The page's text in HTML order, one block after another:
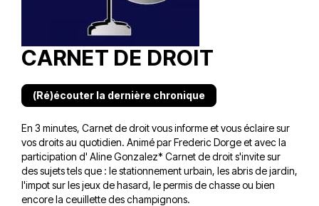
CARNET DE DROIT
(Ré)écouter la dernière chronique
En 3 minutes, Carnet de droit vous informe et vous éclaire sur
vos droits au quotidien. Animé par Frederic Dorge et avec la
participation d' Aline Gonzalez* Carnet de droit s'invite sur
des sujets tels que : le stationnement urbain, les abris de jardin,
l'impot sur les jeux de hasard, le permis de chasse ou bien
encore la ceuillette des champignons.